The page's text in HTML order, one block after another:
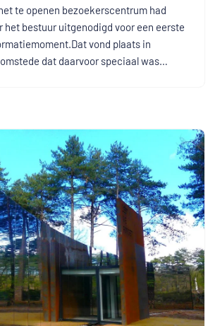
te openen bezoekerscentrum had
het bestuur uitgenodigd voor een eerste
vond plaats in
dat daarvoor speciaal was…